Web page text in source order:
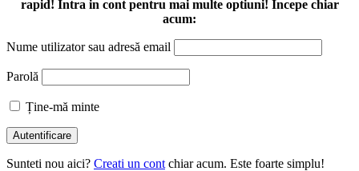
rapid! Intra in cont pentru mai multe optiuni! Incepe chiar
acum:
Nume utilizator sau adresă email
Parolă
Ține-mă minte
Sunteti nou aici? Creati un cont chiar acum. Este foarte simplu!